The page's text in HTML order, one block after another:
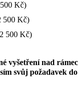
Kč)
500 Kč)
500 Kč)
vyšetření nad
svůj požadavek